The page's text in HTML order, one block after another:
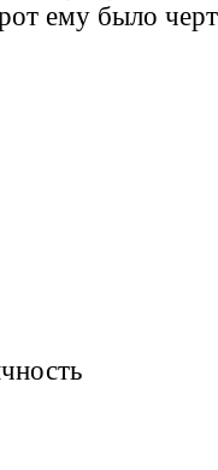
ему было